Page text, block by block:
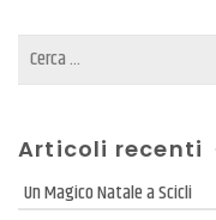
Cerca
per:
Articoli recenti
Un Magico Natale a Scicli